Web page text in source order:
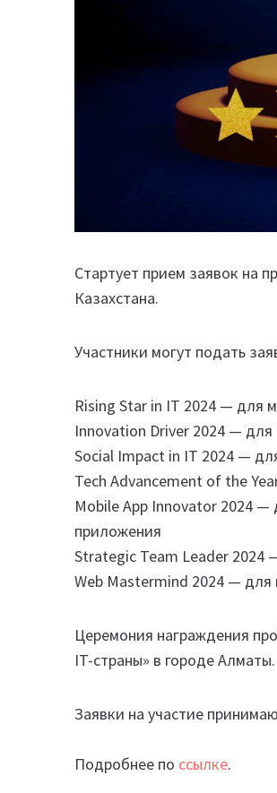
Стартует прием заявок на
Казахстана.
Участники могут подать
Rising Star in IT 2024 — для
Innovation Driver 2024 — для
Social Impact in IT 2024 —
Tech Advancement of the
Mobile App Innovator 2024
приложения
Strategic Team Leader
Web Mastermind 2024 —
Церемония награждения
IT-страны» в городе
Заявки на участие
Подробнее по ссылке.